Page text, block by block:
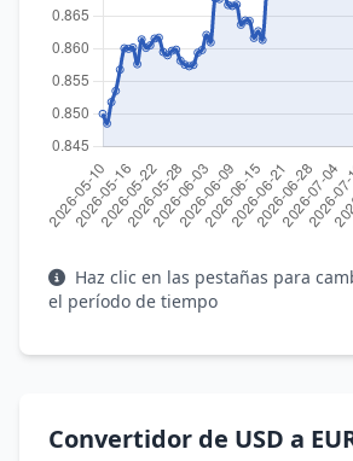
Haz clic en las pestañas para
el período de tiempo
Convertidor de USD a